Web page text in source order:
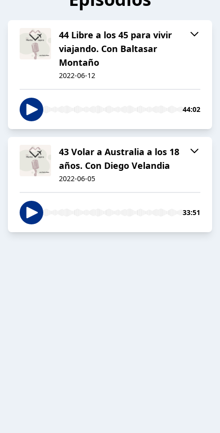
44 Libre a los 45 para vivir
viajando. Con Baltasar
Montaño
2022-06-12
44:02
43 Volar a Australia a los 18
años. Con Diego Velandia
2022-06-05
33:51